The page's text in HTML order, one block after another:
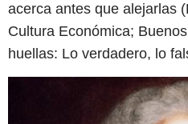
acerca antes que alejarlas
Cultura Económica;
huellas: Lo verdadero, lo